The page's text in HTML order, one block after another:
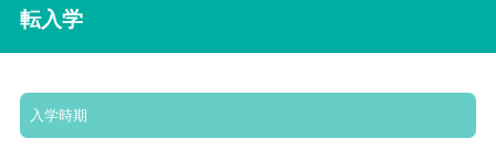
転入学
入学時期